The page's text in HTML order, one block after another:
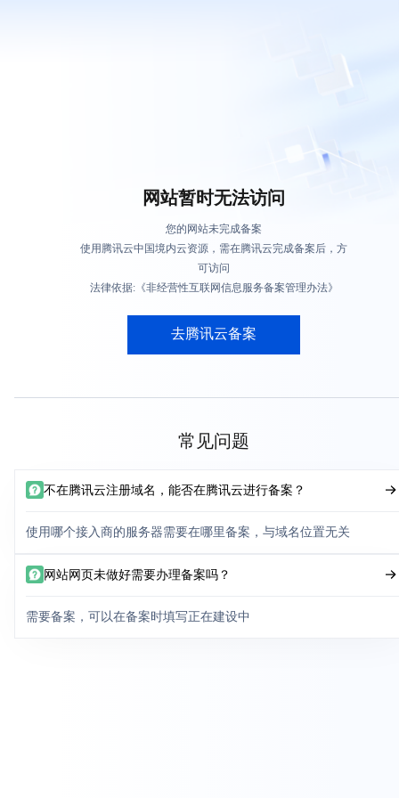
网站暂时无法访问
您的网站未完成备案
使用腾讯云中国境内云资源，需在腾讯云完成备案后，方
可访问
法律依据:《非经营性互联网信息服务备案管理办法》
去腾讯云备案
常见问题
不在腾讯云注册域名，能否在腾讯云进行备案？
使用哪个接入商的服务器需要在哪里备案，与域名位置无关
网站网页未做好需要办理备案吗？
需要备案，可以在备案时填写正在建设中